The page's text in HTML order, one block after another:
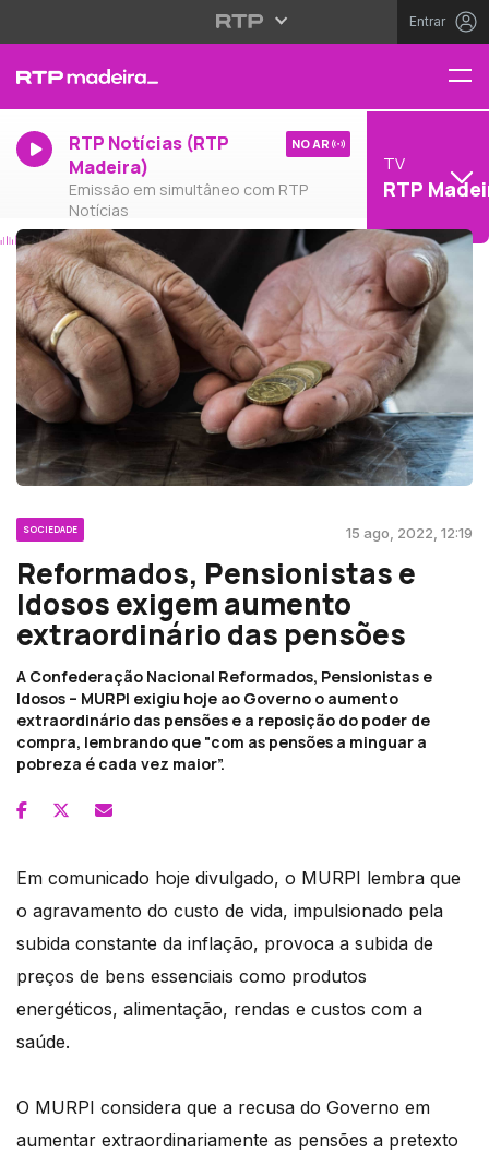
Entrar
RTP Notícias (RTP
Madeira)
Emissão em simultâneo com RTP
Notícias
NO AR
TV
RTP
SOCIEDADE 15 ago, 2022, 12:19
Reformados, Pensionistas e
Idosos exigem aumento
extraordinário das pensões
A Confederação Nacional Reformados, Pensionistas e
Idosos – MURPI exigiu hoje ao Governo o aumento
extraordinário das pensões e a reposição do poder de
compra, lembrando que "com as pensões a minguar a
pobreza é cada vez maior”.
Em comunicado hoje divulgado, o MURPI lembra que
o agravamento do custo de vida, impulsionado pela
subida constante da inflação, provoca a subida de
preços de bens essenciais como produtos
energéticos, alimentação, rendas e custos com a
saúde.
O MURPI considera que a recusa do Governo em
aumentar extraordinariamente as pensões a pretexto